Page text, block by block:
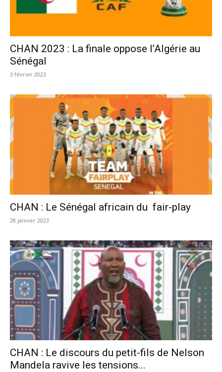
CHAN 2023 : La finale oppose l’Algérie au
Sénégal
3 février 2023
CHAN : Le Sénégal africain du fair-play
28 janvier 2023
CHAN : Le discours du petit-fils de Nelson
Mandela ravive les tensions...